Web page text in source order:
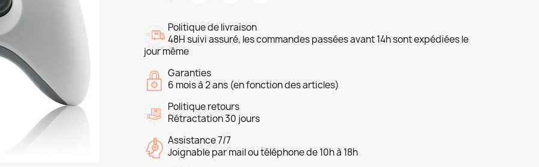
Politique de livraison
48H suivi assuré, les commandes passées avant 14h sont expédiées le
jour même
Garanties
6 mois à 2 ans (en fonction des articles)
Politique retours
Rétractation 30 jours
Assistance 7/7
Joignable par mail ou téléphone de 10h à 18h